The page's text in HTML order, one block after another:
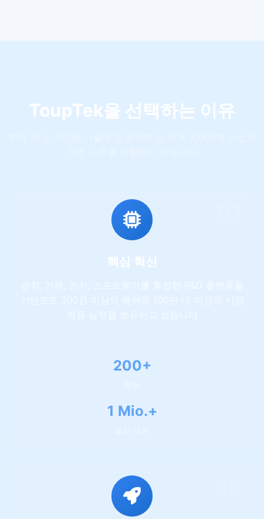
ToupTek을 선택하는 이유
핵심 혁신
200+
1 Mio.+